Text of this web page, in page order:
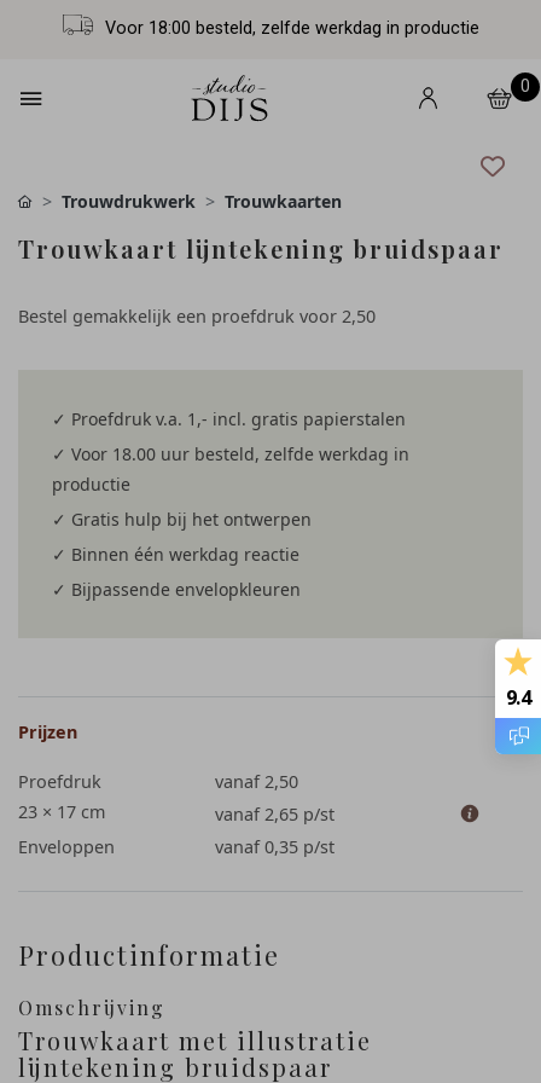
Voor 18:00 besteld, zelfde werkdag in productie
0
Trouwdrukwerk Trouwkaarten
Trouwkaart lijntekening bruidspaar
Bestel gemakkelijk een proefdruk voor 2,50
✓ Proefdruk v.a. 1,- incl. gratis papierstalen
✓ Voor 18.00 uur besteld, zelfde werkdag in
productie
✓ Gratis hulp bij het ontwerpen
✓ Binnen één werkdag reactie
✓ Bijpassende envelopkleuren
Prijzen
Proefdruk
vanaf 2,50
23 × 17 cm
vanaf 2,65 p/st
Enveloppen
vanaf 0,35 p/st
Productinformatie
Omschrijving
Trouwkaart met illustratie
lijntekening bruidspaar
9.4